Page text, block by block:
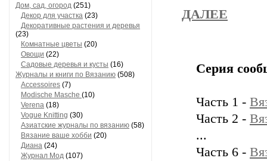
Дом, сад, огород (251)
Декор для участка (23)
Декоративные растения и деревья
(23)
Комнатные цветы (20)
Овощи (22)
Садовые деревья и кусты (16)
Журналы и книги по Вязанию (508)
Accessoires (7)
Modische Masche (10)
Verena (18)
Vogue Knitting (30)
Азиатские журналы по вязанию (58)
Вязание ваше хобби (20)
Диана (24)
Журнал Мод (107)
ДАЛЕЕ
Серия
Часть 1 -
Часть 2 -
...
Часть 6 -